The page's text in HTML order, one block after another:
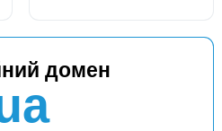
домен